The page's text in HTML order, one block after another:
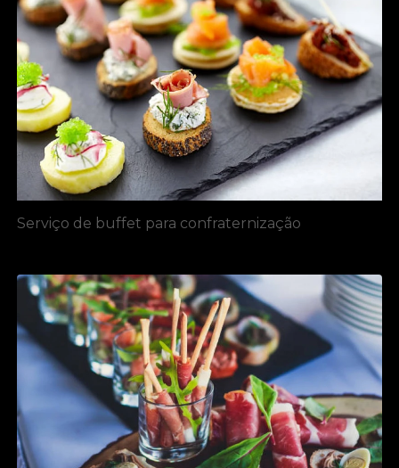
Serviço de buffet para confraternização